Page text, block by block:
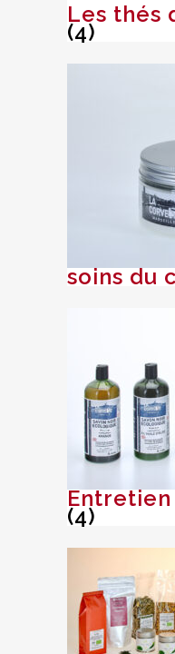
Les thés
(4)
soins du
(4)